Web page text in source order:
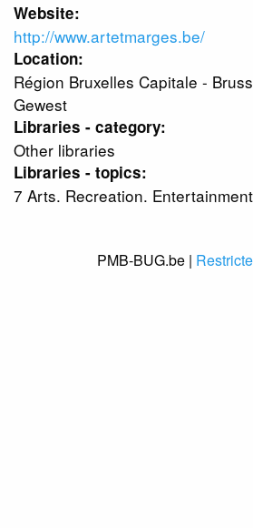
Website:
http://www.artetmarges.be/
Location:
Région Bruxelles Capitale -
Gewest
Libraries - category:
Other libraries
Libraries - topics:
7 Arts. Recreation.
PMB-BUG.be |